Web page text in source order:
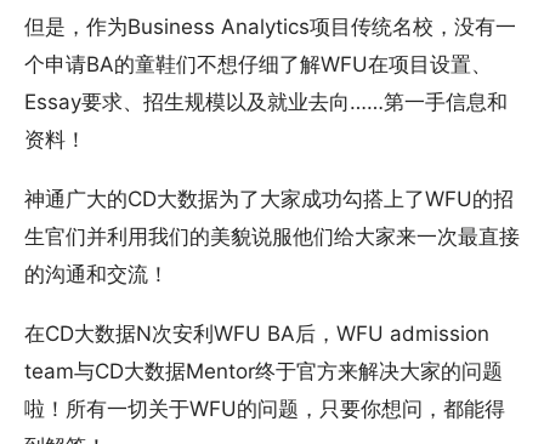
但是，作为Business Analytics项目传统名校，没有一
个申请BA的童鞋们不想仔细了解WFU在项目设置、
Essay要求、招生规模以及就业去向……第一手信息和
资料！
神通广大的CD大数据为了大家成功勾搭上了WFU的招
生官们并利用我们的美貌说服他们给大家来一次最直接
的沟通和交流！
在CD大数据N次安利WFU BA后，WFU admission
team与CD大数据Mentor终于官方来解决大家的问题
啦！所有一切关于WFU的问题，只要你想问，都能得